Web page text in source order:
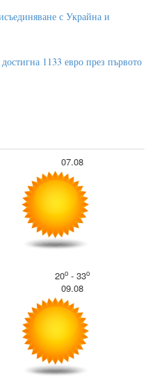
07.08
20o- 33o
09.08
с Украйна и
1133 евро през първото